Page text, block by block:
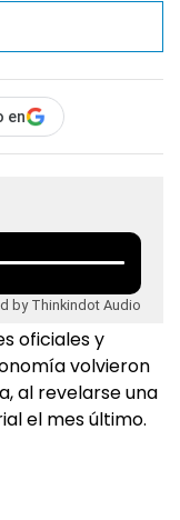
en
by Thinkindot Audio
oficiales y
volvieron
al revelarse una
el mes último.